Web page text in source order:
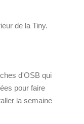
de la Tiny.
d'OSB qui
pour faire
la semaine